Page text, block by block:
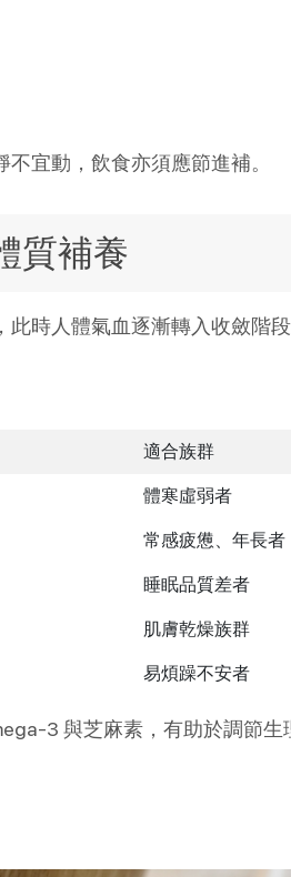
宜動，飲食亦須應節進補。
質補養
時人體氣血逐漸轉入收斂階
適合族群
體寒虛弱者
常感疲憊、年長者
睡眠品質差者
肌膚乾燥族群
易煩躁不安者
3 與芝麻素，有助於調節